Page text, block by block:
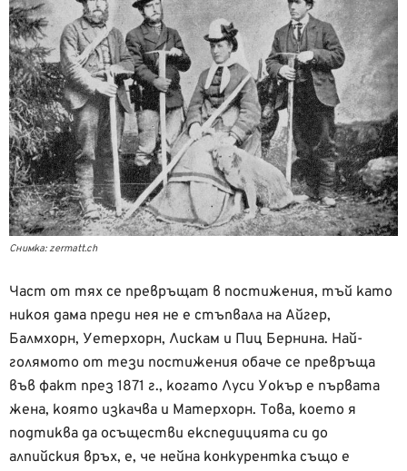
Снимка: zermatt.ch
Част от тях се превръщат в постижения, тъй като
никоя дама преди нея не е стъпвала на Айгер,
Балмхорн, Уетерхорн, Лискам и Пиц Бернина. Най-
голямото от тези постижения обаче се превръща
във факт през 1871 г., когато Луси Уокър е първата
жена, която изкачва и Матерхорн. Това, което я
подтиква да осъществи експедицията си до
алпийския връх, е, че нейна конкурентка също е